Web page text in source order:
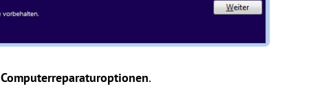
Computerreparaturoptionen.